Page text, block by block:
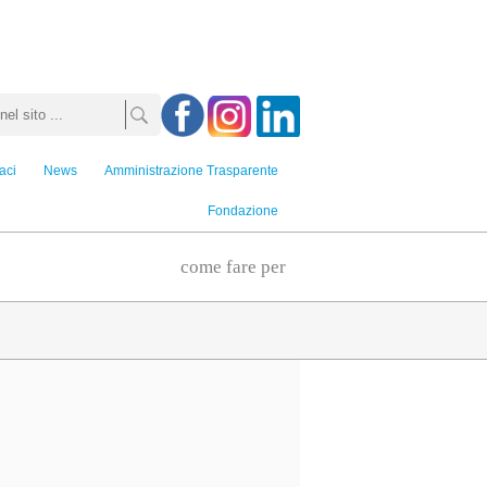
News Amministrazione Trasparente
Fondazione
come fare per